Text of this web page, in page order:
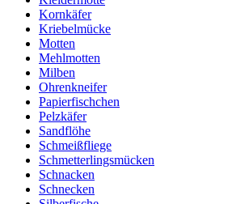
Kornkäfer
Kriebelmücke
Motten
Mehlmotten
Milben
Ohrenkneifer
Papierfischchen
Pelzkäfer
Sandflöhe
Schmeißfliege
Schmetterlingsmücken
Schnacken
Schnecken